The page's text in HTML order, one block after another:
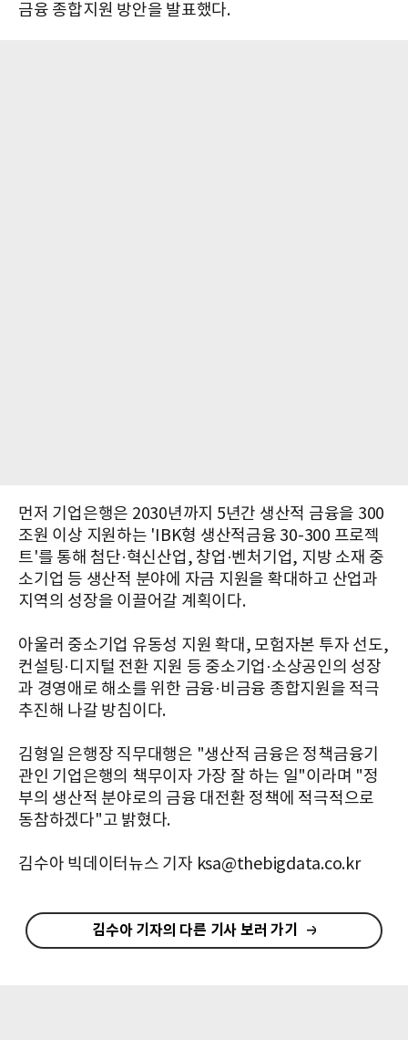
금융 종합지원 방안을 발표했다.
먼저 기업은행은 2030년까지 5년간 생산적 금융을 300
조원 이상 지원하는 'IBK형 생산적금융 30-300 프로젝
트'를 통해 첨단·혁신산업, 창업·벤처기업, 지방 소재 중
소기업 등 생산적 분야에 자금 지원을 확대하고 산업과
지역의 성장을 이끌어갈 계획이다.
아울러 중소기업 유동성 지원 확대, 모험자본 투자 선도,
컨설팅·디지털 전환 지원 등 중소기업·소상공인의 성장
과 경영애로 해소를 위한 금융·비금융 종합지원을 적극
추진해 나갈 방침이다.
김형일 은행장 직무대행은 "생산적 금융은 정책금융기
관인 기업은행의 책무이자 가장 잘 하는 일"이라며 "정
부의 생산적 분야로의 금융 대전환 정책에 적극적으로
동참하겠다"고 밝혔다.
김수아 빅데이터뉴스 기자 ksa@thebigdata.co.kr
김수아 기자의 다른 기사 보러 가기